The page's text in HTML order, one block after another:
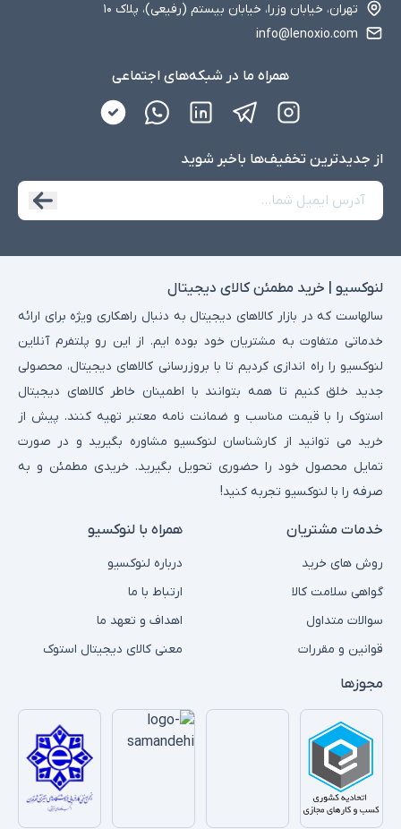
تهران، خیابان وزرا، خیابان بیستم (رفیعی)، پلاک ۱۰
info@lenoxio.com
همراه ما در شبکه‌های اجتماعی
از جدید‌ترین تخفیف‌ها با‌خبر شوید
لنوکسیو | خرید مطمئن کالای دیجیتال
سالهاست که در بازار کالاهای دیجیتال به دنبال راهکاری ویژه برای ارائه
خدماتی متفاوت به مشتریان خود بوده ایم. از این رو پلتفرم آنلاین
لنوکسیو را راه اندازی کردیم تا با بروزرسانی کالاهای دیجیتال، محصولی
جدید خلق کنیم تا همه بتوانند با اطمینان خاطر کالاهای دیجیتال
استوک را با قیمت مناسب و ضمانت نامه معتبر تهیه کنند. پیش از
خرید می توانید از کارشناسان لنوکسیو مشاوره بگیرید و در صورت
تمایل محصول خود را حضوری تحویل بگیرید. خریدی مطمئن و به
صرفه را با لنوکسیو تجربه کنید!
خدمات مشتریان
روش های خرید
گواهی سلامت کالا
سوالات متداول
قوانین و مقررات
همراه با لنوکسیو
درباره لنوکسیو
ارتباط با ما
اهداف و تعهد ما
معنی کالای دیجیتال استوک
مجوزها